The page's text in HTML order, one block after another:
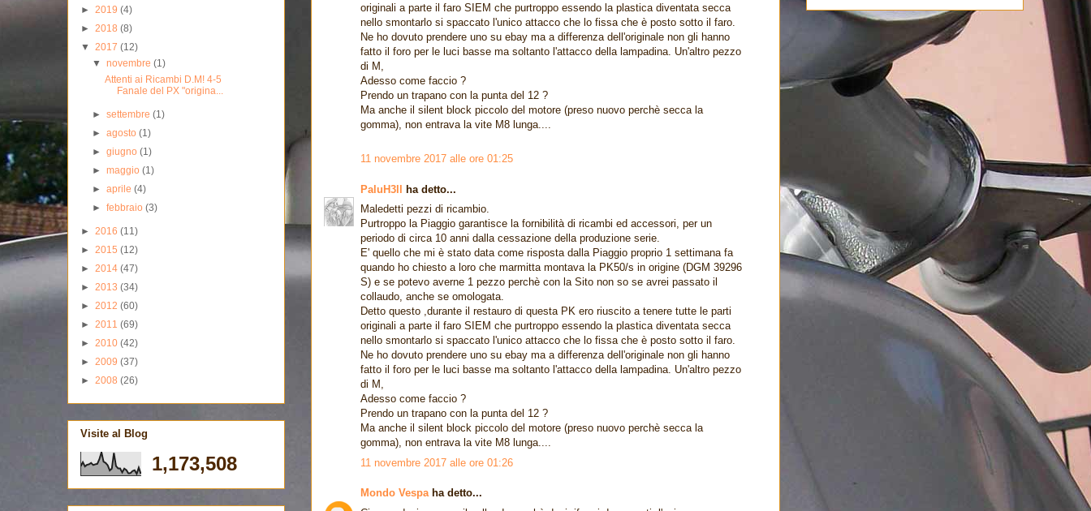
originali a parte il faro SIEM che purtroppo essendo la plastica diventata secca
nello smontarlo si spaccato l'unico attacco che lo fissa che è posto sotto il faro.
Ne ho dovuto prendere uno su ebay ma a differenza dell'originale non gli hanno
fatto il foro per le luci basse ma soltanto l'attacco della lampadina. Un'altro pezzo
di M,
Adesso come faccio ?
Prendo un trapano con la punta del 12 ?
Ma anche il silent block piccolo del motore (preso nuovo perchè secca la
gomma), non entrava la vite M8 lunga....
11 novembre 2017 alle ore 01:25
PaluH3ll ha detto...
Maledetti pezzi di ricambio.
Purtroppo la Piaggio garantisce la fornibilità di ricambi ed accessori, per un
periodo di circa 10 anni dalla cessazione della produzione serie.
E' quello che mi è stato data come risposta dalla Piaggio proprio 1 settimana fa
quando ho chiesto a loro che marmitta montava la PK50/s in origine (DGM 39296
S) e se potevo averne 1 pezzo perchè con la Sito non so se avrei passato il
collaudo, anche se omologata.
Detto questo ,durante il restauro di questa PK ero riuscito a tenere tutte le parti
originali a parte il faro SIEM che purtroppo essendo la plastica diventata secca
nello smontarlo si spaccato l'unico attacco che lo fissa che è posto sotto il faro.
Ne ho dovuto prendere uno su ebay ma a differenza dell'originale non gli hanno
fatto il foro per le luci basse ma soltanto l'attacco della lampadina. Un'altro pezzo
di M,
Adesso come faccio ?
Prendo un trapano con la punta del 12 ?
Ma anche il silent block piccolo del motore (preso nuovo perchè secca la
gomma), non entrava la vite M8 lunga....
11 novembre 2017 alle ore 01:26
Mondo Vespaha detto...
► 2019 (4)
► 2018 (8)
▼ 2017 (12)
▼novembre(1)
Attenti ai Ricambi D.M! 4-5
Fanale del PX "origina...
►settembre(1)
►agosto(1)
►giugno(1)
►maggio(1)
►aprile(4)
►febbraio(3)
► 2016 (11)
► 2015 (12)
► 2014 (47)
► 2013 (34)
► 2012 (60)
► 2011 (69)
► 2010 (42)
► 2009 (37)
► 2008 (26)
Visite al Blog
1,173,508